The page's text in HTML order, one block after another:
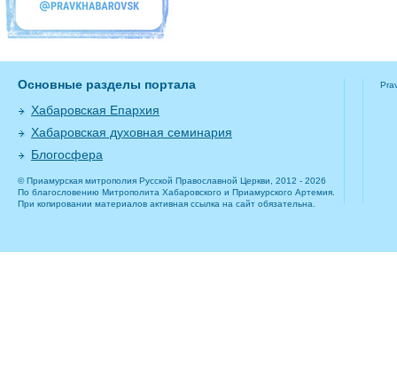
Основные разделы портала
Хабаровская Епархия
Хабаровская духовная семинария
Блогосфера
© Приамурская митрополия Русской Православной Церкви, 2012 - 2026
По благословению Митрополита Хабаровского и Приамурского Артемия.
При копировании материалов активная ссылка на сайт обязательна.